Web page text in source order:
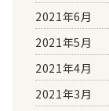
2021年6月
2021年5月
2021年4月
2021年3月